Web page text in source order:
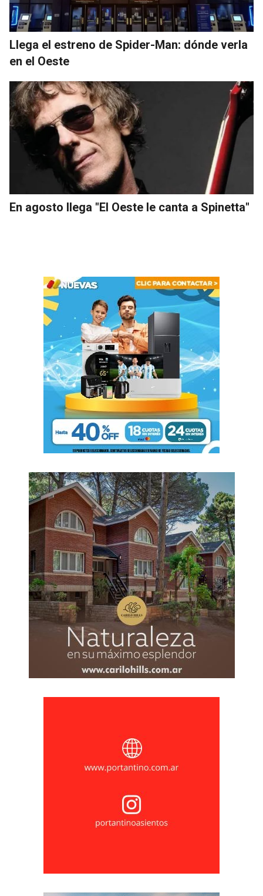
Llega el estreno de Spider-Man: dónde verla
en el Oeste
En agosto llega "El Oeste le canta a Spinetta"